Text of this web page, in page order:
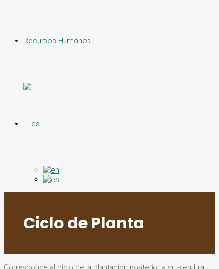
Recursos Humanos
Ciclo de Planta
Corresponde al ciclo de la plantación posterior a su siembra